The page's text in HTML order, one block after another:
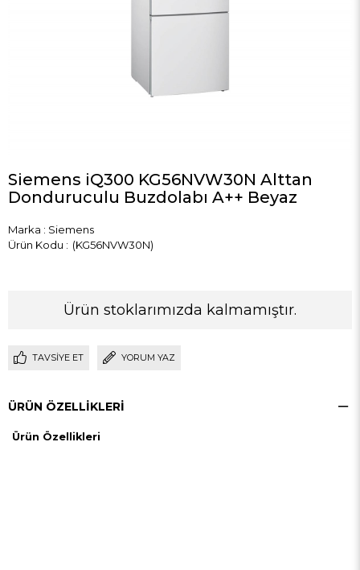
Siemens iQ300 KG56NVW30N Alttan
Donduruculu Buzdolabı A++ Beyaz
Marka : Siemens
(KG56NVW30N)
Ürün stoklarımızda kalmamıştır.
TAVSIYE ET YORUM YAZ
ÜRÜN ÖZELLIKLERI
Ürün Özellikleri